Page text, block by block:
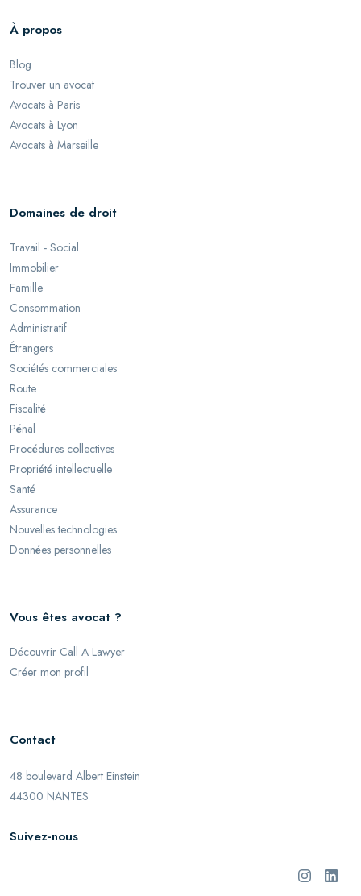
À propos
Blog
Trouver un avocat
Avocats à Paris
Avocats à Lyon
Avocats à Marseille
Domaines de droit
Travail - Social
Immobilier
Famille
Consommation
Administratif
Étrangers
Sociétés commerciales
Route
Fiscalité
Pénal
Procédures collectives
Propriété intellectuelle
Santé
Assurance
Nouvelles technologies
Données personnelles
Vous êtes avocat ?
Découvrir Call A Lawyer
Créer mon profil
Contact
48 boulevard Albert Einstein
44300 NANTES
Suivez-nous